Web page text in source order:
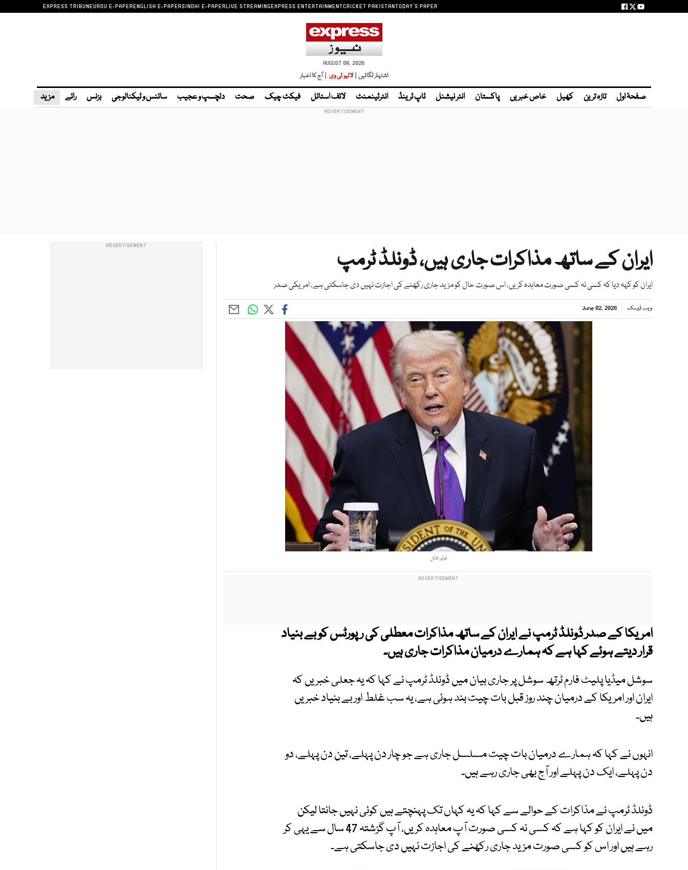
EXPRESS TRIBUNEURDU E-PAPERENGLISH E-PAPERSINDHI E-PAPERLIVE STREAMINGEXPRESS ENTERTAINMENTCRICKET PAKISTANTODAY'S PAPER
AUGUST 08, 2026
اشتہار لگائیں | لائیو ٹی وی | آج کا اخبار
صفحۂ اول تازہ ترین کھیل خاص خبریں پاکستان انٹر نیشنل ٹاپ ٹرینڈ انٹرٹینمنٹ لائف اسٹائل فیکٹ چیک صحت دلچسپ و عجیب سائنس و ٹیکنالوجی بزنس رائے مزید
ایران کے ساتھ مذاکرات جاری ہیں، ڈونلڈ ٹرمپ
ایران کو کہہ دیا کہ کسی نہ کسی صورت معاہدہ کریں، اس صورت حال کو مزید جاری رکھنے کی اجازت نہیں دی جاسکتی ہے، امریکی صدر
ویب ڈیسک June 02, 2026
فوٹو: فائل
امریکا کے صدر ڈونلڈ ٹرمپ نے ایران کے ساتھ مذاکرات معطلی کی رپورٹس کو بے بنیاد
قرار دیتے ہوئے کہا ہے کہ ہمارے درمیان مذاکرات جاری ہیں۔
سوشل میڈیا پلیٹ فارم ٹرتھ سوشل پر جاری بیان میں ڈونلڈ ٹرمپ نے کہا کہ یہ جعلی خبریں کہ
ایران اور امریکا کے درمیان چند روز قبل بات چیت بند ہوئی ہے، یہ سب غلط اور بے بنیاد خبریں
ہیں۔
انہوں نے کہا کہ ہمارے درمیان بات چیت مسلسل جاری ہے جو چار دن پہلے، تین دن پہلے، دو
دن پہلے، ایک دن پہلے اور آج بھی جاری رہے ہیں۔
ڈونلڈ ٹرمپ نے مذاکرات کے حوالے سے کہا کہ یہ کہاں تک پہنچتے ہیں کوئی نہیں جانتا لیکن
میں نے ایران کو کہا ہے کہ کسی نہ کسی صورت آپ معاہدہ کریں، آپ گزشتہ 47 سال سے یہی کر
رہے ہیں اور اس کو کسی صورت مزید جاری رکھنے کی اجازت نہیں دی جاسکتی ہے۔